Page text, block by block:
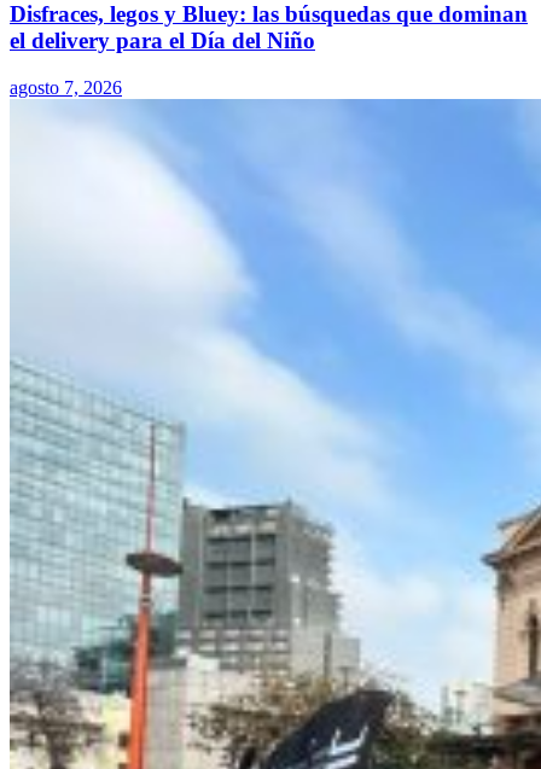
Disfraces, legos y Bluey: las búsquedas que dominan
el delivery para el Día del Niño
agosto 7, 2026